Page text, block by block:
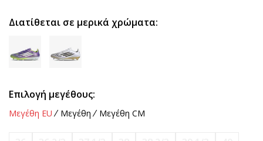
Διατίθεται σε μερικά χρώματα:
Επιλογή μεγέθους:
Μεγέθη EU Μεγέθη Μεγέθη CM